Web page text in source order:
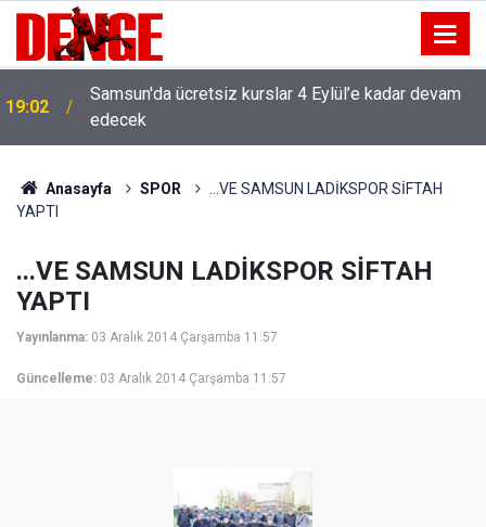
18:18 Canik'te 20 bin hane fiber internete kavuşuyor
Anasayfa SPOR
...VE SAMSUN LADİKSPOR SİFTAH
YAPTI
...VE SAMSUN LADİKSPOR SİFTAH
YAPTI
Yayınlanma: 03 Aralık 2014 Çarşamba 11:57
Güncelleme: 03 Aralık 2014 Çarşamba 11:57